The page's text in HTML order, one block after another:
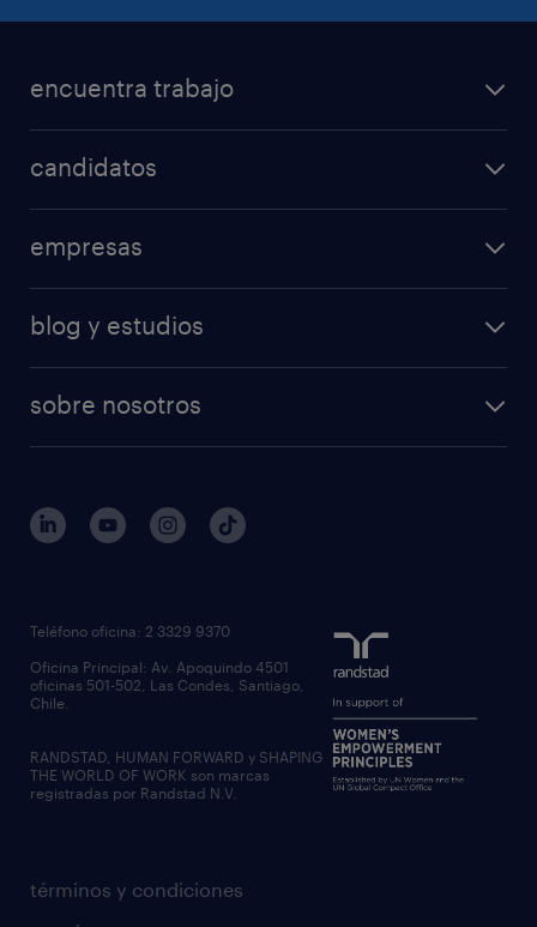
encuentra trabajo
candidatos
empresas
blog y estudios
sobre nosotros
términos y condiciones
Teléfono oficina: 2 3329 9370
Oficina Principal: Av. Apoquindo 4501
oficinas 501-502, Las Condes, Santiago,
Chile.
RANDSTAD, HUMAN FORWARD y SHAPING
THE WORLD OF WORK son marcas
registradas por Randstad N.V.